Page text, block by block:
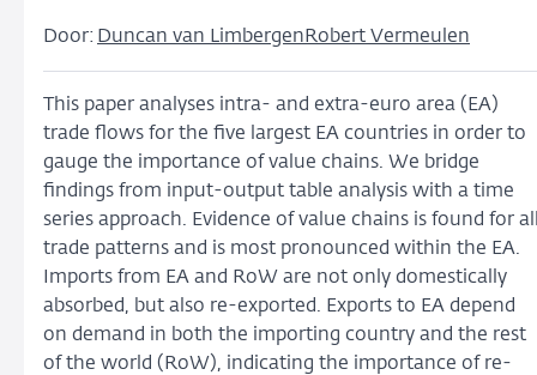
Door: Duncan van Limbergen Robert Vermeulen
This paper analyses intra- and extra-euro area (EA)
trade flows for the five largest EA countries in order to
gauge the importance of value chains. We bridge
findings from input-output table analysis with a time
series approach. Evidence of value chains is found for
trade patterns and is most pronounced within the EA.
Imports from EA and RoW are not only domestically
absorbed, but also re-exported. Exports to EA depend
on demand in both the importing country and the rest
of the world (RoW), indicating the importance of re-